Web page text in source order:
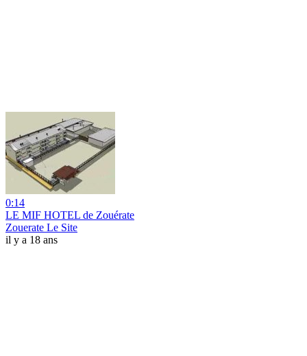
0:14
LE MIF HOTEL de Zouérate
Zouerate Le Site
il y a 18 ans